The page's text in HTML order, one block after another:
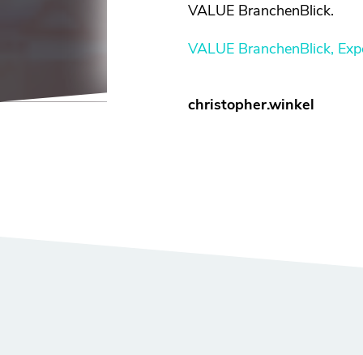
VALUE BranchenBlick.
VALUE BranchenBlick,
christopher.winkel